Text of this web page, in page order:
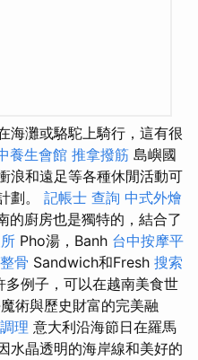
海灘或駱駝上騎行，這有很
養生會館 推拿撥筋 島嶼國
浪和遠足等各種休閒活動可
劃。 記帳士 查詢 中式外燴
的廚房也是獨特的，結合了
Pho湯，Banh 台中按摩平
骨 Sandwich和Fresh 搜索
多例子，可以在越南美食世
術與歷史財富的完美融
理 意大利沿海節日在羅馬
水晶透明的海岸線和美好的